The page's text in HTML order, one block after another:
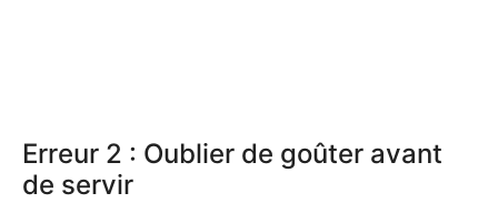
Erreur 2 : Oublier de goûter avant
de servir